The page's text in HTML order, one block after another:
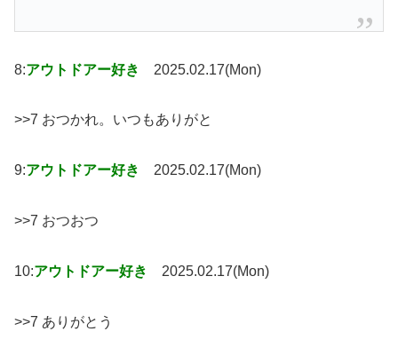
8:アウトドアー好き 2025.02.17(Mon)
>>7 おつかれ。いつもありがと
9:アウトドアー好き 2025.02.17(Mon)
>>7 おつおつ
10:アウトドアー好き 2025.02.17(Mon)
>>7 ありがとう